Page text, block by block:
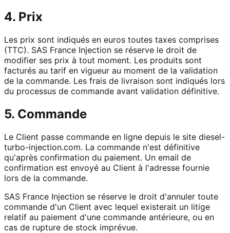
4. Prix
Les prix sont indiqués en euros toutes taxes comprises
(TTC). SAS France Injection se réserve le droit de
modifier ses prix à tout moment. Les produits sont
facturés au tarif en vigueur au moment de la validation
de la commande. Les frais de livraison sont indiqués lors
du processus de commande avant validation définitive.
5. Commande
Le Client passe commande en ligne depuis le site diesel-
turbo-injection.com. La commande n'est définitive
qu'après confirmation du paiement. Un email de
confirmation est envoyé au Client à l'adresse fournie
lors de la commande.
SAS France Injection se réserve le droit d'annuler toute
commande d'un Client avec lequel existerait un litige
relatif au paiement d'une commande antérieure, ou en
cas de rupture de stock imprévue.